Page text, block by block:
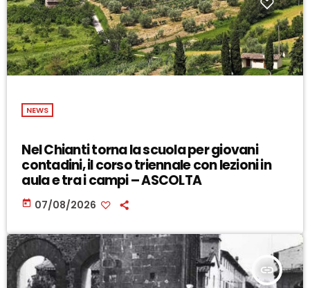
NEWS
Nel Chianti torna la scuola per giovani
contadini, il corso triennale con lezioni in
aula e tra i campi – ASCOLTA
today 07/08/2026
insert_link